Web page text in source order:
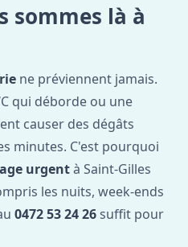
sommes là à
ne préviennent jamais.
qui déborde ou une
causer des dégâts
minutes. C'est pourquoi
urgentà Saint-Gilles
les nuits, week-ends
0472 53 24 26 suffit pour